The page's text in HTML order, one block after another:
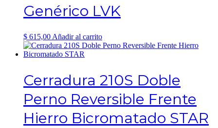
$ 2.850,00
en
producto
Genérico LVK
$ 615,00 Añadir al carrito
Cerradura 210S Doble
Perno Reversible Frente
Hierro Bicromatado STAR